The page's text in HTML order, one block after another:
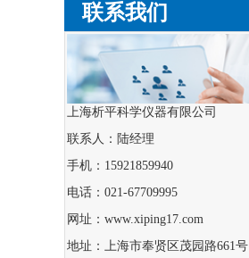
联系我们
上海析平科学仪器有限公司
联系人：陆经理
手机：15921859940
电话：021-67709995
网址：www.xiping17.com
地址：上海市奉贤区茂园路661号